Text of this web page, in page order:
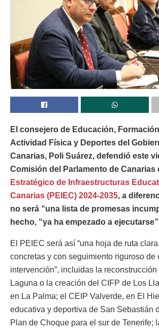
El consejero de Educación,
Actividad Física y Deportes del
Canarias, Poli Suárez, defendió este
Comisión del Parlamento de Canarias
Estratégico de Infraestructuras
Canarias (PEIEC) 2024-2035, a
no será “una lista de promesas
hecho, “ya ha empezado a
El PEIEC será así “una hoja de ruta
concretas y con seguimiento riguroso de
intervención”, incluidas la
Laguna o la creación del CIFP de Los
en La Palma; el CEIP Valverde, en El
educativa y deportiva de San Sebastián
Plan de Choque para el sur de Tenerife;